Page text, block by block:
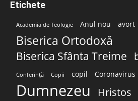
Etichete
Academia de Teologie Anul nou avort
Biserica Ortodoxă
Biserica Sfânta Treime
Conferință Copii copil Coronavirus
Dumnezeu Hristos